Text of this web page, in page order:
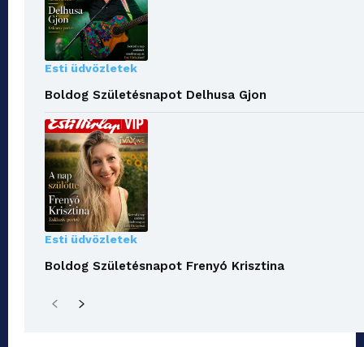
Esti üdvözletek
Boldog Születésnapot Delhusa Gjon
Esti üdvözletek
Boldog Születésnapot Frenyó Krisztina